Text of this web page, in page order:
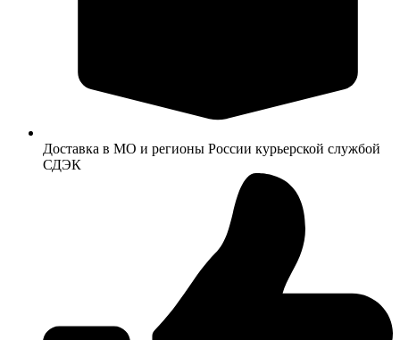
Доставка в МО и регионы России курьерской службой
СДЭК